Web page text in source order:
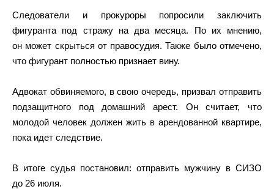
Следователи и прокуроры попросили заключить
фигуранта под стражу на два месяца. По их мнению,
он может скрыться от правосудия. Также было отмечено,
что фигурант полностью признает вину.
Адвокат обвиняемого, в свою очередь, призвал отправить
подзащитного под домашний арест. Он считает, что
молодой человек должен жить в арендованной квартире,
пока идет следствие.
В итоге судья постановил: отправить мужчину в СИЗО
до 26 июля.